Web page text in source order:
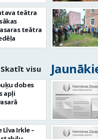
teātra
teātra
Skatīt visu
dobes
apļi
Irkle –